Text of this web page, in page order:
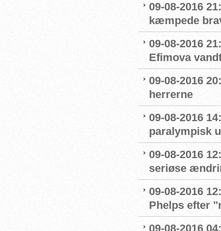
09-08-2016
kæmpede
09-08-2016
Efimova
09-08-2016
herrerne
09-08-2016
paralympisk
09-08-2016
seriøse
09-08-2016
Phelps efter
09-08-2016